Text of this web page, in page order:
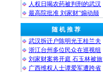
人权日喝农药被判刑的武汉
最高院批准 刘家财“煽动颠
随 机 推 荐
武汉拆迁户陈明光王桂兰夫
浙江台州多位民众在巡视组
刘家财案将开庭 石玉林被旅
广西维权人士谭爱军遭跨省